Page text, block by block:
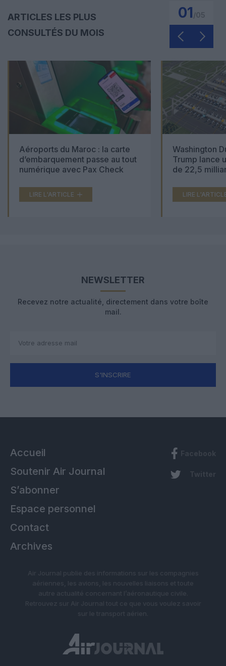
ARTICLES LES PLUS
CONSULTÉS DU MOIS
01
Aéroports du Maroc : la carte
d’embarquement passe au tout
numérique avec Pax Check
LIRE L'ARTICLE
Washington
Trump lance
de 22,5
LIRE
NEWSLETTER
Recevez notre actualité, directement dans votre boîte
mail.
S'INSCRIRE
Accueil
Soutenir Air Journal
S’abonner
Espace personnel
Contact
Archives